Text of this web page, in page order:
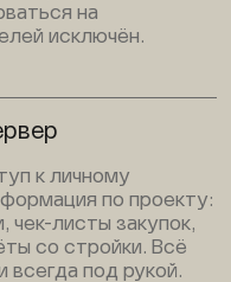
на
исключён.
к личному
по проекту:
чек-листы закупок,
со стройки. Всё
всегда под рукой.